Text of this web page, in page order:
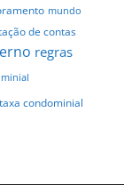
mundo
de contas
regras
taxa condominial